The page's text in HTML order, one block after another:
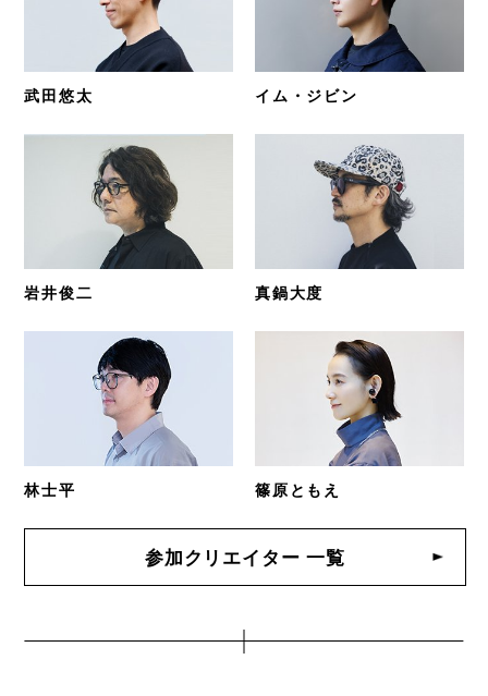
武田悠太 イム・ジビン
岩井俊二 真鍋大度
林士平 篠原ともえ
参加クリエイター 一覧